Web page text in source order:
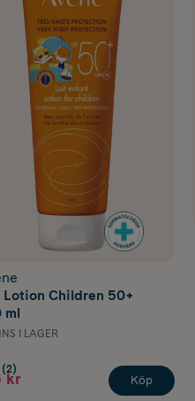
Lotion Children 50+
ml
I LAGER
(2)
kr Köp